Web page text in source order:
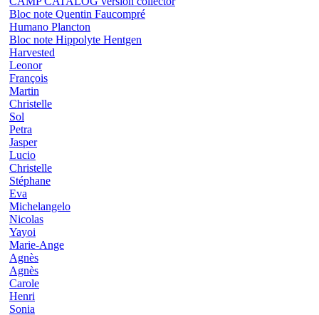
Bloc note Quentin Faucompré
Humano Plancton
Bloc note Hippolyte Hentgen
Harvested
Leonor
François
Martin
Christelle
Sol
Petra
Jasper
Lucio
Christelle
Stéphane
Eva
Michelangelo
Nicolas
Yayoi
Marie-Ange
Agnès
Agnès
Carole
Henri
Sonia